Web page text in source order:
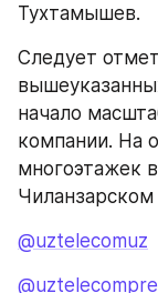
Тухтамышев.
Следует
начало
компании. На
многоэтажек
Чиланзарском
@uztelecomuz